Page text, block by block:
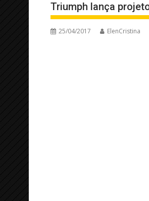
Triumph lança
25/04/2017 ElenCristina